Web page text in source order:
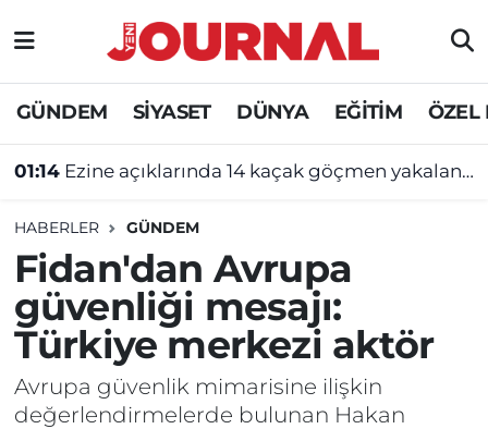
GÜNDEM SİYASET DÜNYA EĞİTİM ÖZEL
01:14 Ezine açıklarında 14 kaçak göçmen yakalandı
HABERLER GÜNDEM
Fidan'dan Avrupa
güvenliği mesajı:
Türkiye merkezi aktör
Avrupa güvenlik mimarisine ilişkin
değerlendirmelerde bulunan Hakan
GÜNDEM
SİYASET
DÜNYA
EĞİTİM
ÖZEL HABER
Nöbetçi Eczaneler
Hava Durumu
Süper Lig Puan Durumu ve Fikstür
Tüm Manşetler
Son Dakika Haberleri
Haber Arşivi